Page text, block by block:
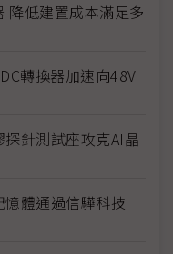
降低建置成本滿足多
轉換器加速向48V
針測試座攻克AI晶
憶體通過信驊科技